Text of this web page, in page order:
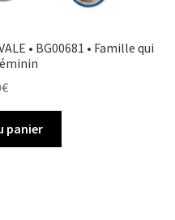
• BG00681 • Famille qui
€
panier